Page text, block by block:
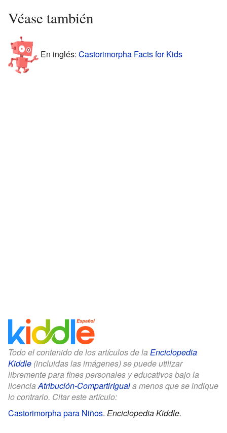
Véase también
En inglés: Castorimorpha Facts for Kids
Todo el contenido de los artículos de la Enciclopedia
Kiddle (incluidas las imágenes) se puede utilizar
libremente para fines personales y educativos bajo la
licenciaAtribución-CompartirIguala menos que se indique
lo contrario. Citar este artículo:
Castorimorpha para Niños. Enciclopedia Kiddle.